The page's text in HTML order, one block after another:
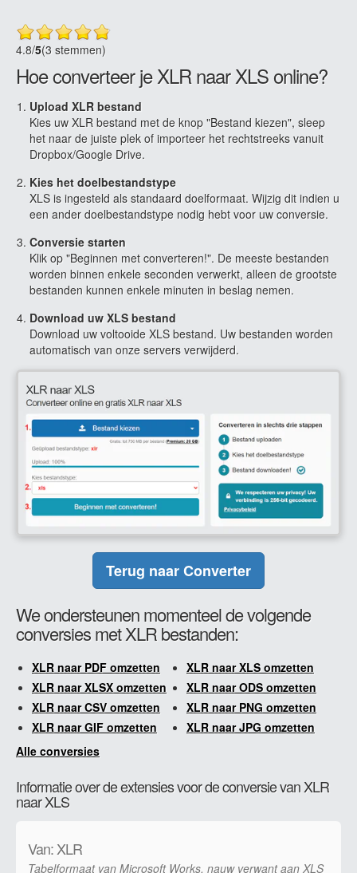
4.8/5(3 stemmen)
Hoe converteer je XLR naar XLS online?
Upload XLR bestand
Kies uw XLR bestand met de knop "Bestand kiezen", sleep
het naar de juiste plek of importeer het rechtstreeks vanuit
Dropbox/Google Drive.
Kies het doelbestandstype
XLS is ingesteld als standaard doelformaat. Wijzig dit indien u
een ander doelbestandstype nodig hebt voor uw conversie.
Conversie starten
Klik op "Beginnen met converteren!". De meeste bestanden
worden binnen enkele seconden verwerkt, alleen de grootste
bestanden kunnen enkele minuten in beslag nemen.
Download uw XLS bestand
Download uw voltooide XLS bestand. Uw bestanden worden
automatisch van onze servers verwijderd.
Terug naar Converter
We ondersteunen momenteel de volgende
conversies met XLR bestanden:
XLR naar PDF omzetten
XLR naar XLS omzetten
XLR naar XLSX omzetten
XLR naar ODS omzetten
XLR naar CSV omzetten
XLR naar PNG omzetten
XLR naar GIF omzetten
XLR naar JPG omzetten
Alle conversies
Informatie over de extensies voor de conversie van XLR
naar XLS
Van: XLR
Tabelformaat van Microsoft Works, nauw verwant aan XLS